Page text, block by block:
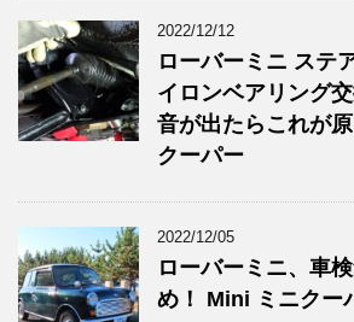
2022/12/12
ローバーミニ ステ
イロンベアリング
音が出たらこれが
クーパー
2022/12/05
ローバーミニ、車
め！ Mini ミニクー